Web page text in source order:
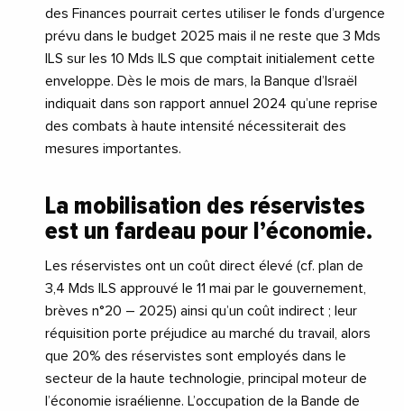
des Finances pourrait certes utiliser le fonds d’urgence
prévu dans le budget 2025 mais il ne reste que 3 Mds
ILS sur les 10 Mds ILS que comptait initialement cette
enveloppe. Dès le mois de mars, la Banque d’Israël
indiquait dans son rapport annuel 2024 qu’une reprise
des combats à haute intensité nécessiterait des
mesures importantes.
La mobilisation des réservistes
est un fardeau pour l’économie.
Les réservistes ont un coût direct élevé (cf. plan de
3,4 Mds ILS approuvé le 11 mai par le gouvernement,
brèves n°20 – 2025) ainsi qu’un coût indirect ; leur
réquisition porte préjudice au marché du travail, alors
que 20% des réservistes sont employés dans le
secteur de la haute technologie, principal moteur de
l’économie israélienne. L’occupation de la Bande de